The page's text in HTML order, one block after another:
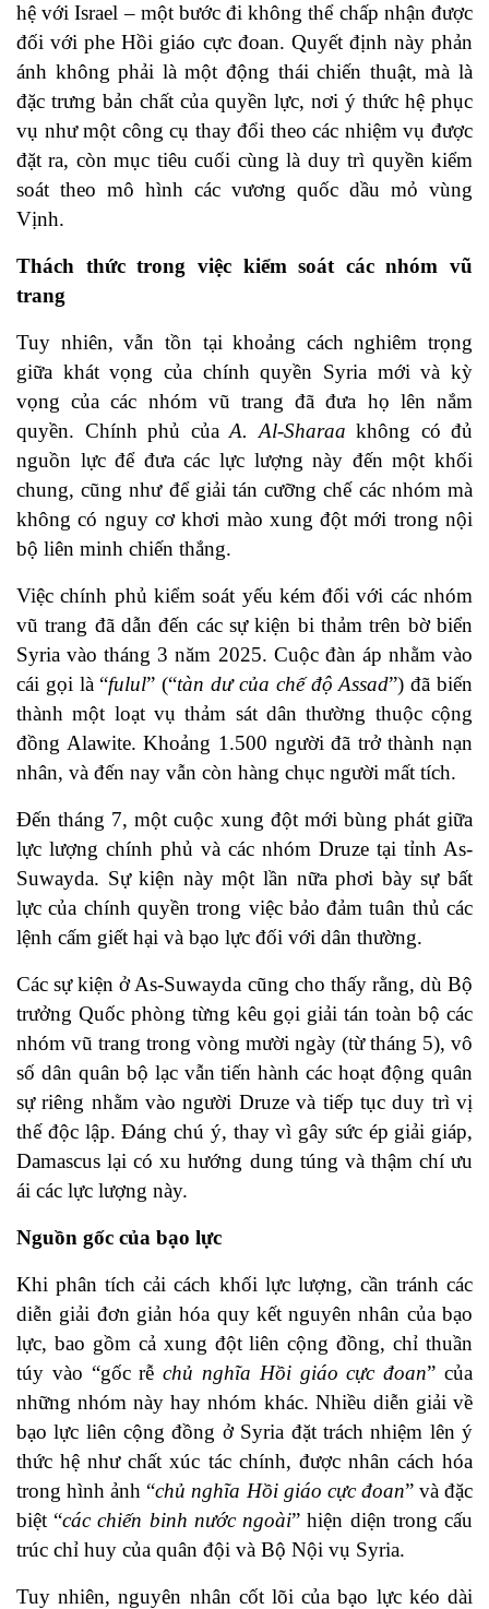
hệ với Israel – một bước đi không thể chấp nhận được
đối với phe Hồi giáo cực đoan. Quyết định này phản
ánh không phải là một động thái chiến thuật, mà là
đặc trưng bản chất của quyền lực, nơi ý thức hệ phục
vụ như một công cụ thay đổi theo các nhiệm vụ được
đặt ra, còn mục tiêu cuối cùng là duy trì quyền kiểm
soát theo mô hình các vương quốc dầu mỏ vùng
Vịnh.
Thách thức trong việc kiểm soát các nhóm vũ
trang
Tuy nhiên, vẫn tồn tại khoảng cách nghiêm trọng
giữa khát vọng của chính quyền Syria mới và kỳ
vọng của các nhóm vũ trang đã đưa họ lên nắm
quyền. Chính phủ củaA. Al-Sharaa không có đủ
nguồn lực để đưa các lực lượng này đến một khối
chung, cũng như để giải tán cưỡng chế các nhóm mà
không có nguy cơ khơi mào xung đột mới trong nội
bộ liên minh chiến thắng.
Việc chính phủ kiểm soát yếu kém đối với các nhóm
vũ trang đã dẫn đến các sự kiện bi thảm trên bờ biển
Syria vào tháng 3 năm 2025. Cuộc đàn áp nhằm vào
cái gọi là “fulul” (“tàn dư của chế độ Assad”) đã biến
thành một loạt vụ thảm sát dân thường thuộc cộng
đồng Alawite. Khoảng 1.500 người đã trở thành nạn
nhân, và đến nay vẫn còn hàng chục người mất tích.
Đến tháng 7, một cuộc xung đột mới bùng phát giữa
lực lượng chính phủ và các nhóm Druze tại tỉnh As-
Suwayda. Sự kiện này một lần nữa phơi bày sự bất
lực của chính quyền trong việc bảo đảm tuân thủ các
lệnh cấm giết hại và bạo lực đối với dân thường.
Các sự kiện ở As-Suwayda cũng cho thấy rằng, dù Bộ
trưởng Quốc phòng từng kêu gọi giải tán toàn bộ các
nhóm vũ trang trong vòng mười ngày (từ tháng 5), vô
số dân quân bộ lạc vẫn tiến hành các hoạt động quân
sự riêng nhằm vào người Druze và tiếp tục duy trì vị
thế độc lập. Đáng chú ý, thay vì gây sức ép giải giáp,
Damascus lại có xu hướng dung túng và thậm chí ưu
ái các lực lượng này.
Nguồn gốc của bạo lực
Khi phân tích cải cách khối lực lượng, cần tránh các
diễn giải đơn giản hóa quy kết nguyên nhân của bạo
lực, bao gồm cả xung đột liên cộng đồng, chỉ thuần
túy vào “gốc rễchủ nghĩa Hồi giáo cực đoan” của
những nhóm này hay nhóm khác. Nhiều diễn giải về
bạo lực liên cộng đồng ở Syria đặt trách nhiệm lên ý
thức hệ như chất xúc tác chính, được nhân cách hóa
trong hình ảnh “chủ nghĩa Hồi giáo cực đoan” và đặc
biệt “các chiến binh nước ngoài” hiện diện trong cấu
trúc chỉ huy của quân đội và Bộ Nội vụ Syria.
Tuy nhiên, nguyên nhân cốt lõi của bạo lực kéo dài